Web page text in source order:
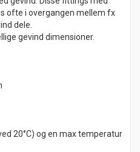
ofte i overgangen mellem fx
dele.
gevind dimensioner.
20°C) og en max temperatur